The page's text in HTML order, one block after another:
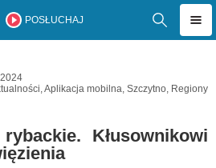
POSŁUCHAJ
,Aplikacja mobilna, Szczytno, Regiony
Kłusownikowi